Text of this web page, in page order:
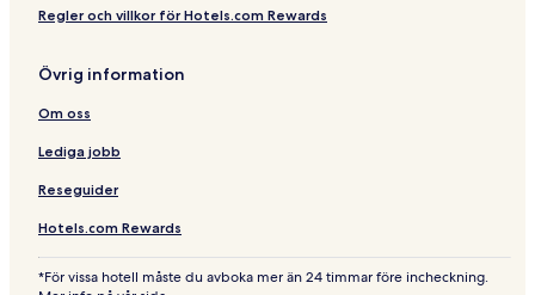
Regler och villkor för Hotels.com Rewards
Övrig information
Om oss
Lediga jobb
Reseguider
Hotels.com Rewards
*För vissa hotell måste du avboka mer än 24 timmar före incheckning.